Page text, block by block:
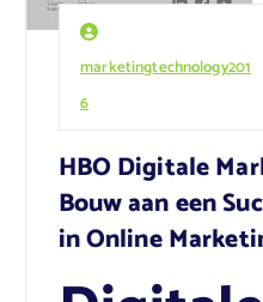
marketingtechnology201
6
HBO Digitale
Bouw aan een
in Online